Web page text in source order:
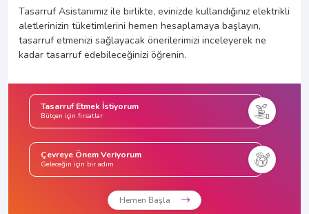
Tasarruf Asistanımız ile birlikte, evinizde kullandığınız elektrikli
aletlerinizin tüketimlerini hemen hesaplamaya başlayın,
tasarruf etmenizi sağlayacak önerilerimizi inceleyerek ne
kadar tasarruf edebileceğinizi öğrenin.
Tasarruf Etmek İstiyorum
Bütçen için fırsatlar
Çevreye Önem Veriyorum
Geleceğin için bir adım
Hemen Başla